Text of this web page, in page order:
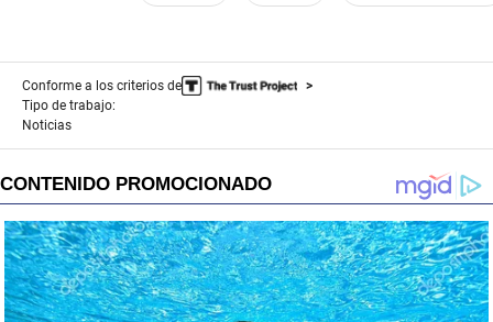
Conforme a los criterios de
Tipo de trabajo:
Noticias